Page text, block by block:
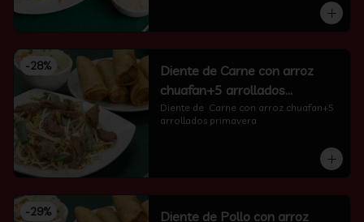
-28%
Diente de Carne con arroz
chuafan+5 arrollados
primavera
Diente de  Carne con arroz chuafan+5
arrollados primavera
-29%
Diente de Pollo con arroz